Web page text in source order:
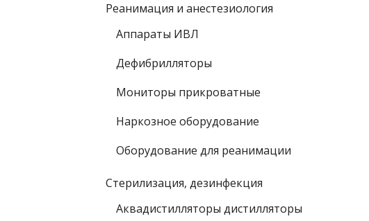
Реанимация и анестезиология
Аппараты ИВЛ
Дефибрилляторы
Мониторы прикроватные
Наркозное оборудование
Оборудование для реанимации
Стерилизация, дезинфекция
Аквадистилляторы дистилляторы